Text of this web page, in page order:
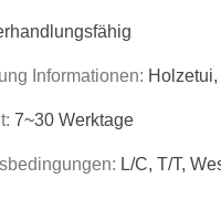
Informationen:
7~30 Werktage
L/C, T/T,